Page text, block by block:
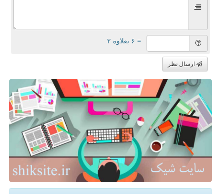
= ۶ بعلاوه ۲
ارسال نظر